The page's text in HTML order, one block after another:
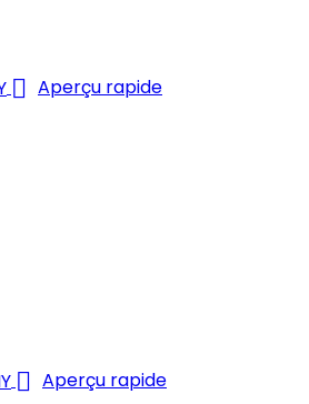
 Aperçu rapide
 Aperçu rapide